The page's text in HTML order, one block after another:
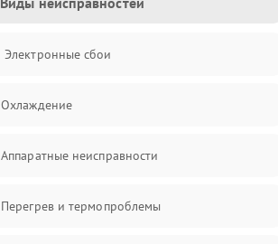
Электронные сбои
Охлаждение
Аппаратные неисправности
Перегрев и термопроблемы